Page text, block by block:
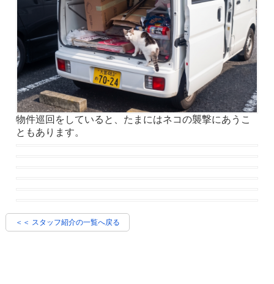
物件巡回をしていると、たまにはネコの襲撃にあうこ
ともあります。
＜＜ スタッフ紹介の一覧へ戻る